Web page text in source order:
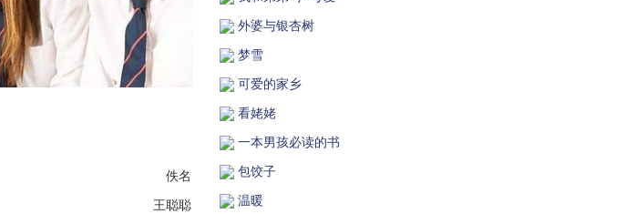
佚名
王聪聪
外婆与银杏树
梦雪
可爱的家乡
看姥姥
一本男孩必读的书
包饺子
温暖